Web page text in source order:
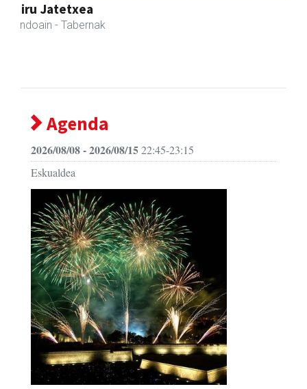
Amasa-Villabonako Udala
Amasa-Villabona - Udaletxeak
Agenda
2026/08/08 - 2026/08/1522:45-23:15
Eskualdea